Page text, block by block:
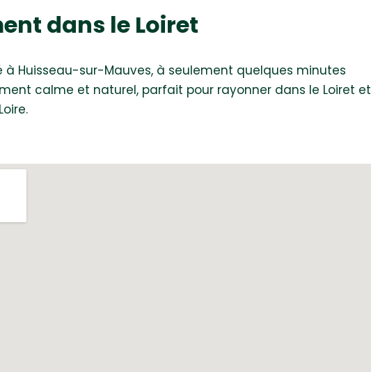
dans le Loiret
à Huisseau-sur-Mauves, à seulement quelques minutes
calme et naturel, parfait pour rayonner dans le Loiret et